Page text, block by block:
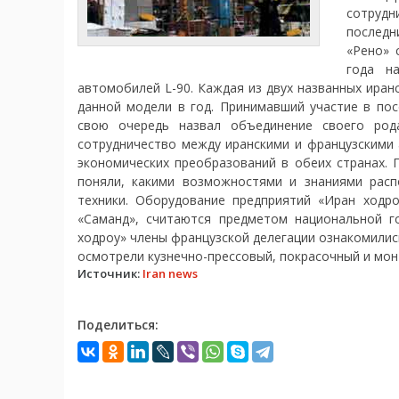
«Рено»
года
автомобилей L-90. Каждая из двух названных
данной модели в год. Принимавший участие в
свою очередь назвал объединение своего
сотрудничество между иранскими и
экономических преобразований в обеих
поняли, какими возможностями и знаниями
техники. Оборудование предприятий «Иран
«Саманд», считаются предметом национальной
ходроу» члены французской делегации
осмотрели кузнечно-прессовый, покрасочный и
Источник: Iran news
Поделиться: